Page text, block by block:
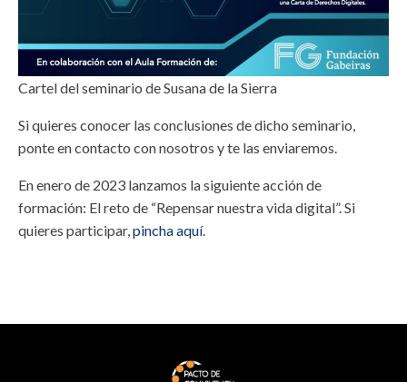
Cartel del seminario de Susana de la Sierra
Si quieres conocer las conclusiones de dicho seminario,
ponte en contacto con nosotros y te las enviaremos.
En enero de 2023 lanzamos la siguiente acción de
formación: El reto de “Repensar nuestra vida digital”. Si
quieres participar,pincha aquí.